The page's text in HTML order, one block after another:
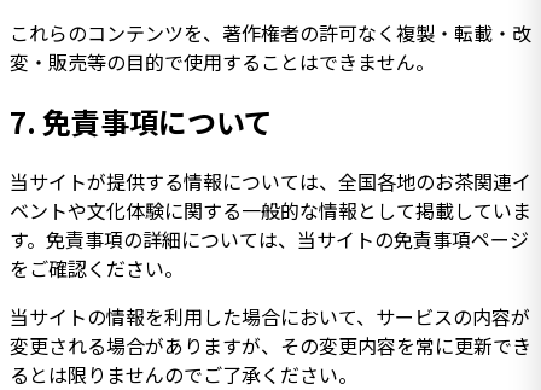
これらのコンテンツを、著作権者の許可なく複製・転載・改
変・販売等の目的で使用することはできません。
7. 免責事項について
当サイトが提供する情報については、全国各地のお茶関連イ
ベントや文化体験に関する一般的な情報として掲載していま
す。免責事項の詳細については、当サイトの免責事項ページ
をご確認ください。
当サイトの情報を利用した場合において、サービスの内容が
変更される場合がありますが、その変更内容を常に更新でき
るとは限りませんのでご了承ください。